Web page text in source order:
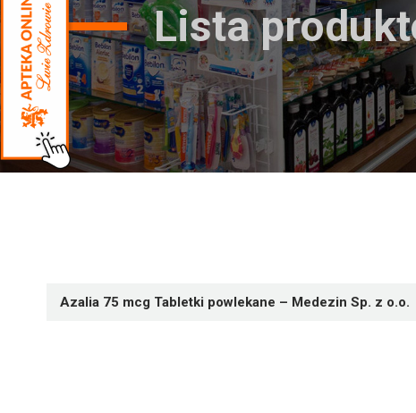
Lista
Azalia 75 mcg Tabletki powlekane – Medezin Sp. z o.o.